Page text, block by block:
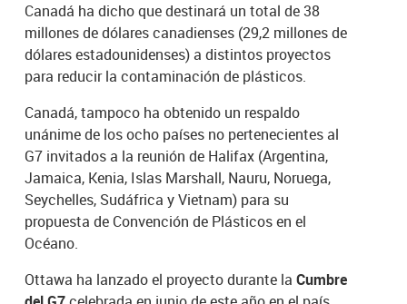
Canadá ha dicho que destinará un total de 38
millones de dólares canadienses (29,2 millones de
dólares estadounidenses) a distintos proyectos
para reducir la contaminación de plásticos.
Canadá, tampoco ha obtenido un respaldo
unánime de los ocho países no pertenecientes al
G7 invitados a la reunión de Halifax (Argentina,
Jamaica, Kenia, Islas Marshall, Nauru, Noruega,
Seychelles, Sudáfrica y Vietnam) para su
propuesta de Convención de Plásticos en el
Océano.
Ottawa ha lanzado el proyecto durante laCumbre